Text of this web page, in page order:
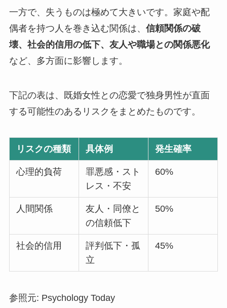
一方で、失うものは極めて大きいです。家庭や配
偶者を持つ人を巻き込む関係は、 信頼関係の破
壊、社会的信用の低下、友人や職場との関係悪化
など、多方面に影響します。
下記の表は、既婚女性との恋愛で独身男性が直面
する可能性のあるリスクをまとめたものです。
リスクの種類 具体例 発生確率
心理的負荷
罪悪感・スト
レス・不安
60%
人間関係
友人・同僚と
の信頼低下
50%
社会的信用
評判低下・孤
立
45%
参照元: Psychology Today